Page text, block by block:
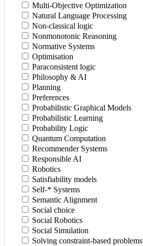
Multi-Objective Optimization
Natural Language Processing
Non-classical logic
Nonmonotonic Reasoning
Normative Systems
Optimisation
Paraconsistent logic
Philosophy & AI
Planning
Preferences
Probabilistic Graphical Models
Probabilistic Learning
Probability Logic
Quantum Computation
Recommender Systems
Responsible AI
Robotics
Satisfiability models
Self-* Systems
Semantic Alignment
Social choice
Social Robotics
Social Simulation
Solving constraint-based problems